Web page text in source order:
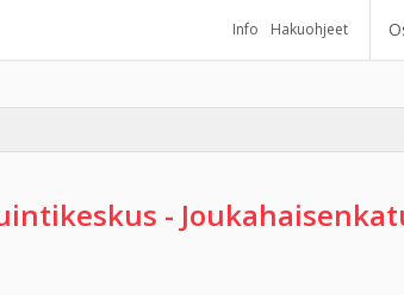
Info Hakuohjeet
-